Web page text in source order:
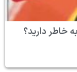
خاطر دارید؟